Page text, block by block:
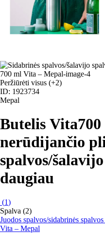
Peržiūrėti visus (+2)
ID: 1923734
Mepal
Butelis Vita
nerūdijančio
spalvos/
daugiau
(1)
Spalva (2)
Juodos spalvos/sidabrinės
Vita – Mepal